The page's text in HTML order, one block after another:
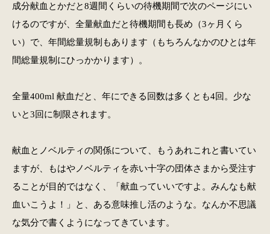
成分献血とかだと8週間くらいの待機期間で次のページにい
けるのですが、全量献血だと待機期間も長め（3ヶ月くら
い）で、年間総量規制もあります（もちろんなかのひとは年
間総量規制にひっかかります）。
全量400ml 献血だと、年にできる回数は多くとも4回。少な
いと3回に制限されます。
献血とノベルティの関係について、もうあれこれと書いてい
ますが、もはやノベルティを赤い十字の団体さまから受注す
ることが目的ではなく、「献血っていいですよ。みんなも献
血いこうよ！」と、ある意味推し活のような。なんか不思議
な気分で書くようになってきています。